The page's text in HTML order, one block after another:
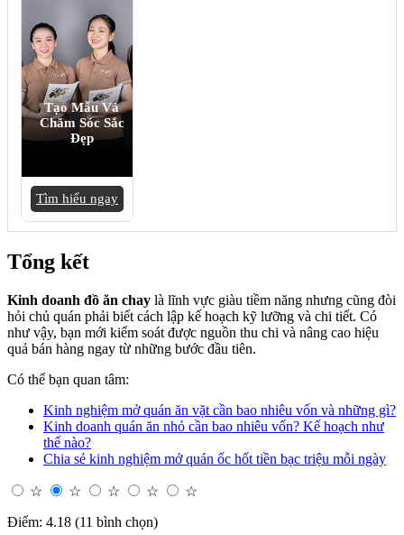
Tạo Mẫu Và
Chăm Sóc Sắc
Đẹp
Tìm hiểu ngay
Tổng kết
Kinh doanh đồ ăn chay là lĩnh vực giàu tiềm năng nhưng cũng đòi
hỏi chủ quán phải biết cách lập kế hoạch kỹ lưỡng và chi tiết. Có
như vậy, bạn mới kiểm soát được nguồn thu chi và nâng cao hiệu
quả bán hàng ngay từ những bước đầu tiên.
Có thể bạn quan tâm:
Kinh nghiệm mở quán ăn vặt cần bao nhiêu vốn và những gì?
Kinh doanh quán ăn nhỏ cần bao nhiêu vốn? Kế hoạch như
thế nào?
Chia sẻ kinh nghiệm mở quán ốc hốt tiền bạc triệu mỗi ngày
☆ ☆ ☆ ☆
☆
Điểm: 4.18 (11 bình chọn)